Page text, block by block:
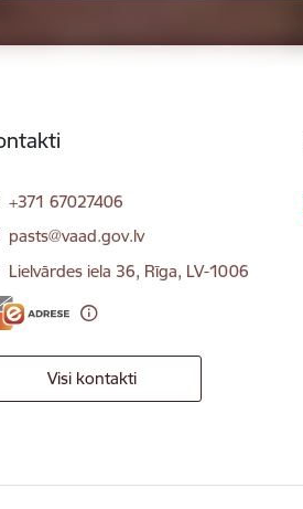
+371 67027406
E-pasts:
pasts@vaad.gov.lv
Lielvārdes iela 36, Rīga, LV-1006
Visi kontakti